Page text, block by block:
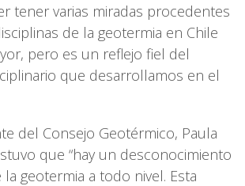
tener varias miradas procedentes
de la geotermia en Chile
pero es un reflejo fiel del
que desarrollamos en el
del Consejo Geotérmico, Paula
que “hay un desconocimiento
geotermia a todo nivel. Esta